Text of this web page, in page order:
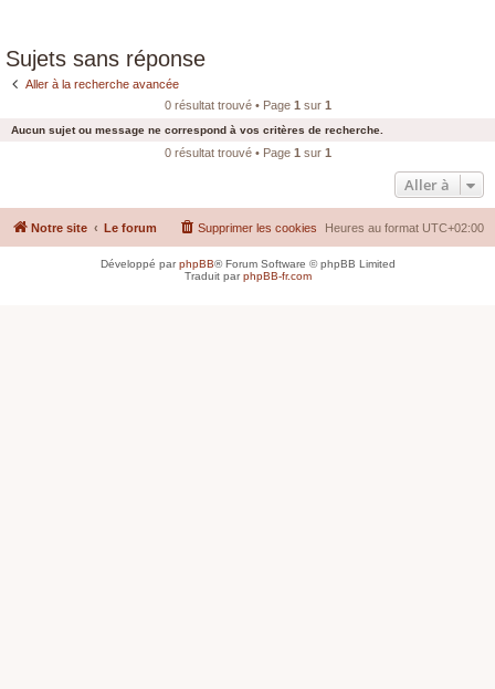
Sujets sans réponse
Aller à la recherche avancée
0 résultat trouvé • Page 1 sur 1
Aucun sujet ou message ne correspond à vos critères de recherche.
0 résultat trouvé • Page 1 sur 1
Aller à
Notre site Le forum Heures au format UTC+02:00
Supprimer les cookies
Développé parphpBB® Forum Software © phpBB Limited
Traduit parphpBB-fr.com